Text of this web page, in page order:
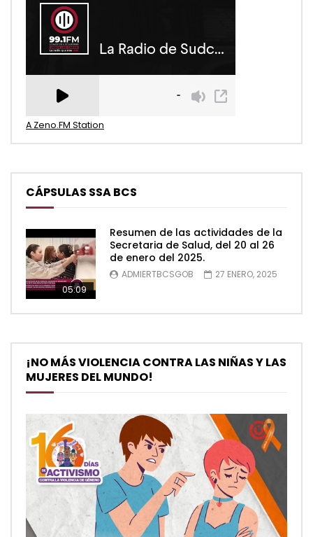
A Zeno.FM Station
CÁPSULAS SSA BCS
05:09
Resumen de las actividades de la
Secretaria de Salud, del 20 al 26
de enero del 2025.
ADMIERTBCSGOB 27 ENERO, 2025
¡NO MÁS VIOLENCIA CONTRA LAS NIÑAS Y LAS
MUJERES DEL MUNDO!